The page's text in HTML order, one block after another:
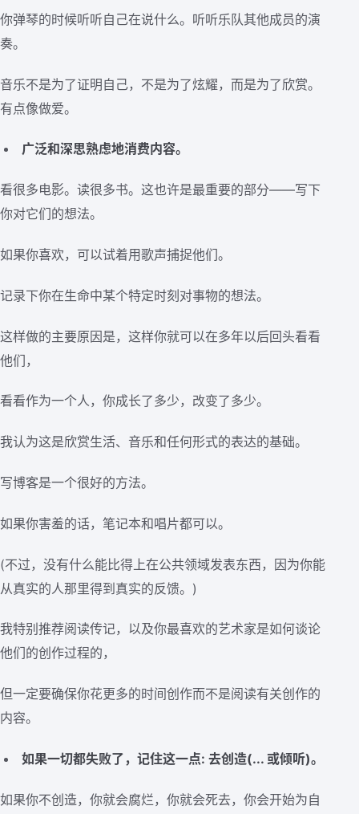
你弹琴的时候听听自己在说什么。听听乐队其他成员的演
奏。
音乐不是为了证明自己，不是为了炫耀，而是为了欣赏。
有点像做爱。
广泛和深思熟虑地消费内容。
看很多电影。读很多书。这也许是最重要的部分——写下
你对它们的想法。
如果你喜欢，可以试着用歌声捕捉他们。
记录下你在生命中某个特定时刻对事物的想法。
这样做的主要原因是，这样你就可以在多年以后回头看看
他们，
看看作为一个人，你成长了多少，改变了多少。
我认为这是欣赏生活、音乐和任何形式的表达的基础。
写博客是一个很好的方法。
如果你害羞的话，笔记本和唱片都可以。
(不过，没有什么能比得上在公共领域发表东西，因为你能
从真实的人那里得到真实的反馈。)
我特别推荐阅读传记，以及你最喜欢的艺术家是如何谈论
他们的创作过程的，
但一定要确保你花更多的时间创作而不是阅读有关创作的
内容。
如果一切都失败了，记住这一点: 去创造(... 或倾听)。
如果你不创造，你就会腐烂，你就会死去，你会开始为自